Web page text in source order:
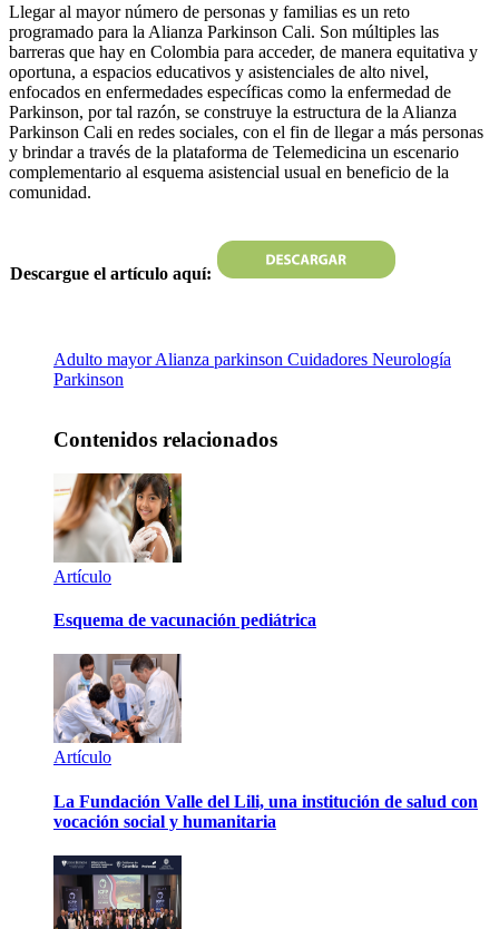
Llegar al mayor número de personas y familias es un reto
programado para la Alianza Parkinson Cali. Son múltiples las
barreras que hay en Colombia para acceder, de manera equitativa y
oportuna, a espacios educativos y asistenciales de alto nivel,
enfocados en enfermedades específicas como la enfermedad de
Parkinson, por tal razón, se construye la estructura de la Alianza
Parkinson Cali en redes sociales, con el fin de llegar a más personas
y brindar a través de la plataforma de Telemedicina un escenario
complementario al esquema asistencial usual en beneficio de la
comunidad.
Descargue el artículo aquí:
Adulto mayorAlianza parkinson Cuidadores Neurología
Parkinson
Contenidos relacionados
Artículo
Esquema de vacunación pediátrica
Artículo
La Fundación Valle del Lili, una institución de salud con
vocación social y humanitaria